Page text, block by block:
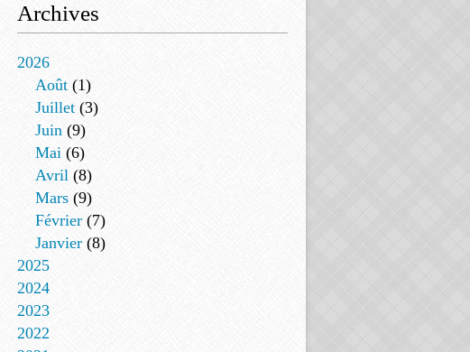
Archives
2026
Août (1)
Juillet (3)
Juin (9)
Mai (6)
Avril (8)
Mars (9)
Février (7)
Janvier (8)
2025
2024
2023
2022